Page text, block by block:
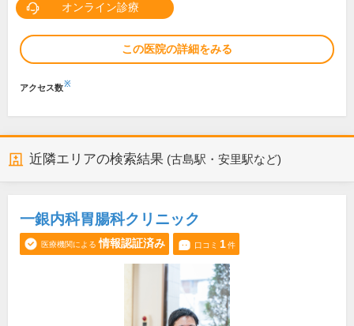
オンライン診療
この医院の詳細をみる
アクセス数※
近隣エリアの検索結果 (古島駅・安里駅など)
一銀内科胃腸科クリニック
医療機関による 情報認証済み 口コミ 1件